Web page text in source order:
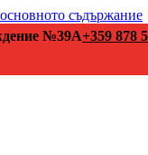
съдържание
№39А+359 878